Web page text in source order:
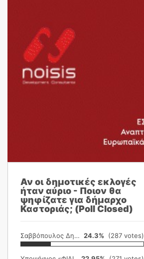
Αν οι δημοτικές εκλογές
ήταν αύριο - Ποιον θα
ψηφίζατε για δήμαρχο
Καστοριάς; (Poll Closed)
Σαββόπουλος Δημήτρης 24.3% (287 votes)